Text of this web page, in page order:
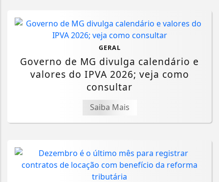
GERAL
Governo de MG divulga calendário e
valores do IPVA 2026; veja como
consultar
Saiba Mais